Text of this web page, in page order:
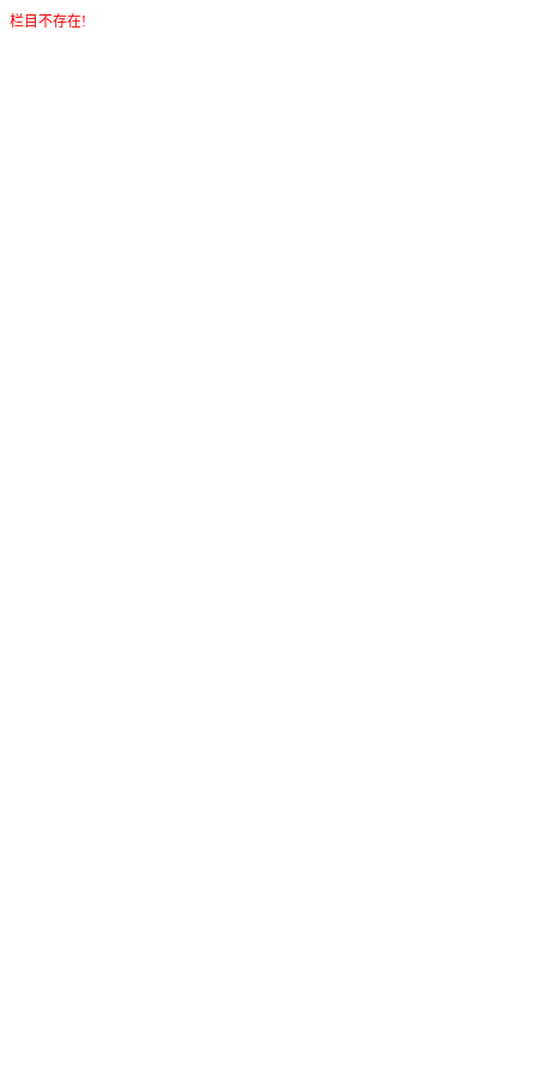
栏目不存在!